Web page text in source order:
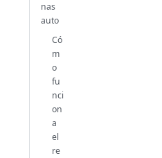
nas
auto
Có
m
o
fu
nci
on
a
el
re